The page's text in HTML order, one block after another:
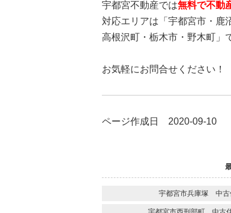
宇都宮不動産では無料で不動
対応エリアは「宇都宮市・鹿
高根沢町・栃木市・野木町」
お気軽にお問合せください！
ページ作成日 2020-09-10
宇都宮市兵庫塚 中